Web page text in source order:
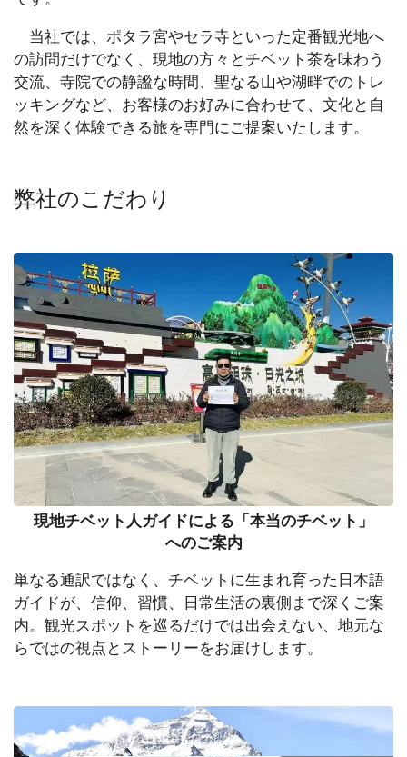
当社では、ポタラ宮やセラ寺といった定番観光地へ
の訪問だけでなく、現地の方々とチベット茶を味わう
交流、寺院での静謐な時間、聖なる山や湖畔でのトレ
ッキングなど、お客様のお好みに合わせて、文化と自
然を深く体験できる旅を専門にご提案いたします。
弊社のこだわり
現地チベット人ガイドによる「本当のチベット」
へのご案内
単なる通訳ではなく、チベットに生まれ育った日本語
ガイドが、信仰、習慣、日常生活の裏側まで深くご案
内。観光スポットを巡るだけでは出会えない、地元な
らではの視点とストーリーをお届けします。